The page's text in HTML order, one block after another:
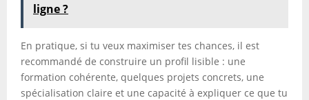
ligne ?
En pratique, si tu veux maximiser tes chances, il est
recommandé de construire un profil lisible : une
formation cohérente, quelques projets concrets, une
spécialisation claire et une capacité à expliquer ce que tu